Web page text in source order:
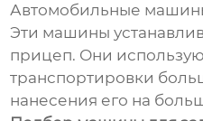
Автомобильные
Эти машины
прицеп. Они
транспортировки
нанесения его на